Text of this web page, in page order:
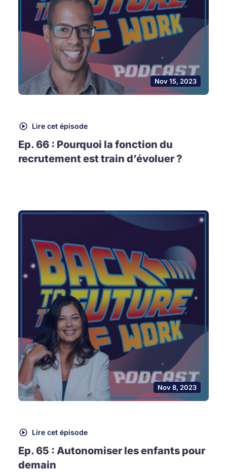
Nov 15, 2023
Lire cet épisode
Ep. 66 : Pourquoi la fonction du
recrutement est train d’évoluer ?
Nov 8, 2023
Lire cet épisode
Ep. 65 : Autonomiser les enfants pour
demain